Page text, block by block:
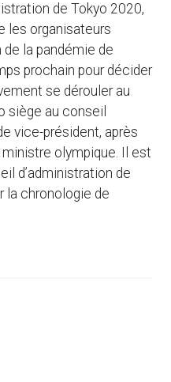
de Tokyo 2020,
les organisateurs
de la pandémie de
prochain pour décider
se dérouler au
siège au conseil
vice-président, après
olympique. Il est
d’administration de
la chronologie de